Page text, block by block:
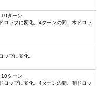
ターン
ロップに変化。4ターンの間、木ドロッ
ップに変化。
ターン
ロップに変化。4ターンの間、闇ドロッ